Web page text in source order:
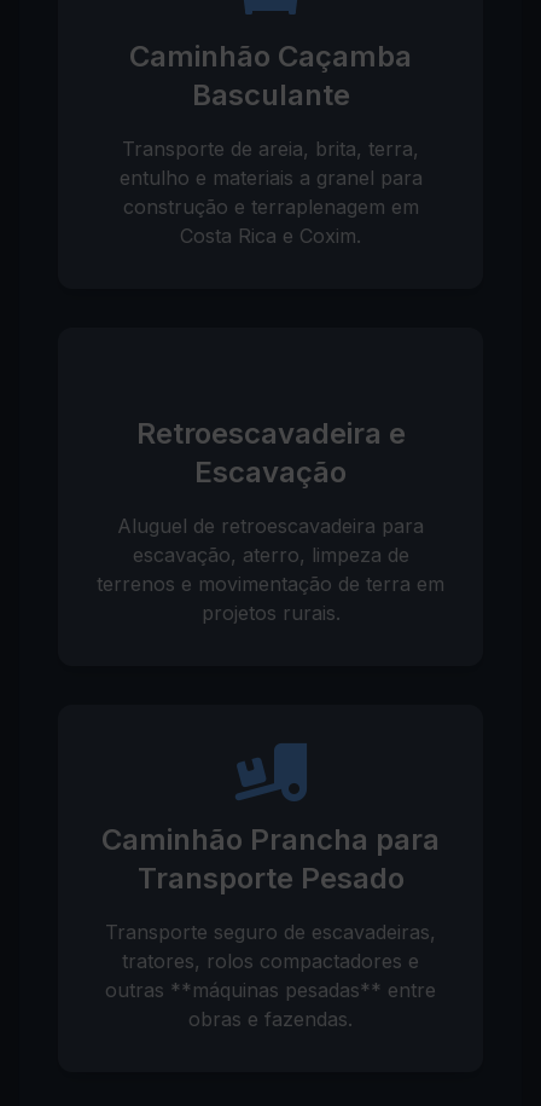
Caminhão Caçamba
Basculante
Transporte de areia, brita, terra,
entulho e materiais a granel para
construção e terraplenagem em
Costa Rica e Coxim.
Retroescavadeira e
Escavação
Aluguel de retroescavadeira para
escavação, aterro, limpeza de
terrenos e movimentação de terra em
projetos rurais.
Caminhão Prancha para
Transporte Pesado
Transporte seguro de escavadeiras,
tratores, rolos compactadores e
outras **máquinas pesadas** entre
obras e fazendas.